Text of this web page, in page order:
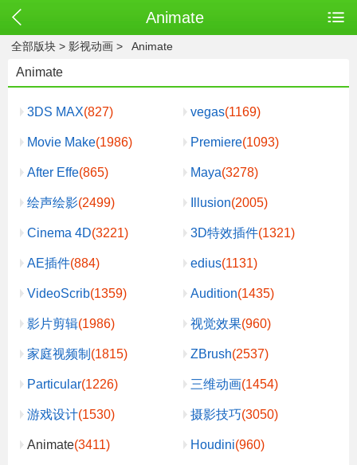
Animate
全部版块 > 影视动画 > Animate
Animate
3DS MAX(827) vegas(1169)
Movie Make(1986) Premiere(1093)
After Effe(865) Maya(3278)
绘声绘影(2499) Illusion(2005)
Cinema 4D(3221) 3D特效插件(1321)
AE插件(884) edius(1131)
VideoScrib(1359) Audition(1435)
影片剪辑(1986) 视觉效果(960)
家庭视频制 (1815) ZBrush(2537)
Particular(1226) 三维动画(1454)
游戏设计(1530) 摄影技巧(3050)
Animate(3411) Houdini(960)